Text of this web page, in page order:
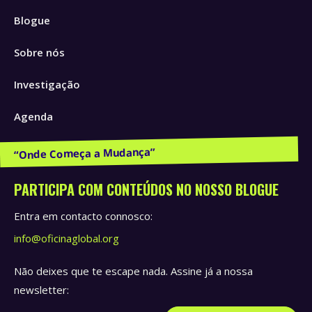
opens
new new
Blogue
Sobre nós
Investigação
Agenda
Publicações e Recursos
PARTICIPA COM CONTEÚDOS NO NOSSO BLOGUE
Entra em contacto connosco:
info@oficinaglobal.org
Não deixes que te escape nada. Assine já a nossa
newsletter: